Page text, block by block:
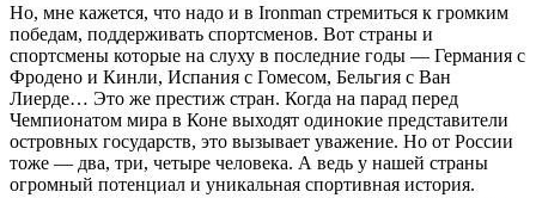
Но, мне кажется, что надо и в Ironman стремиться к громким
победам, поддерживать спортсменов. Вот страны и
спортсмены которые на слуху в последние годы — Германия с
Фродено и Кинли, Испания с Гомесом, Бельгия с Ван
Лиерде… Это же престиж стран. Когда на парад перед
Чемпионатом мира в Коне выходят одинокие представители
островных государств, это вызывает уважение. Но от России
тоже — два, три, четыре человека. А ведь у нашей страны
огромный потенциал и уникальная спортивная история.